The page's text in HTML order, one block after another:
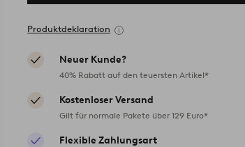
Produktdeklaration
Neuer Kunde?
40% Rabatt auf den teuersten Artikel*
Kostenloser Versand
Gilt für normale Pakete über 129 Euro*
Flexible Zahlungsart